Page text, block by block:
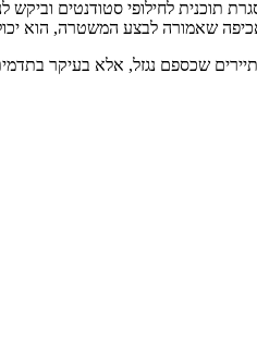
שאמורה לבצע המשטרה, הוא
שכספם נגזל, אלא בעיקר